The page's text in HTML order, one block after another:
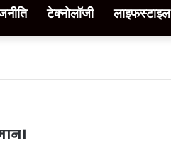
टेक्नोलॉजी लाइफस्टाइल